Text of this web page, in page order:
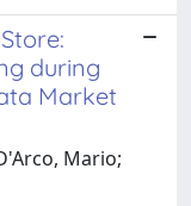
during
Market
Mario;